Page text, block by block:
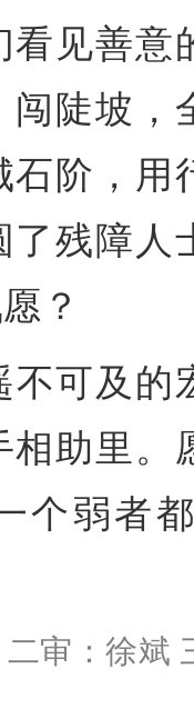
看见善意
闯陡坡，
石阶，
了残障人
？
不可及的
相助里。
个弱者
审：徐斌